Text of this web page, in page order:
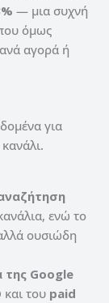
— μια συχνή
όμως
αγορά ή
για
ενώ το
ουσιώδη
της Google
και του paid